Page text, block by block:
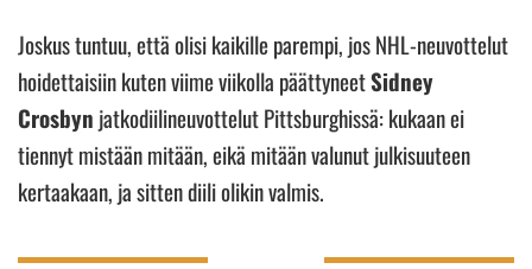
Joskus tuntuu, että olisi kaikille parempi, jos NHL-neuvottelut
hoidettaisiin kuten viime viikolla päättyneetSidney
Crosbyn jatkodiilineuvottelut Pittsburghissä: kukaan ei
tiennyt mistään mitään, eikä mitään valunut julkisuuteen
kertaakaan, ja sitten diili olikin valmis.